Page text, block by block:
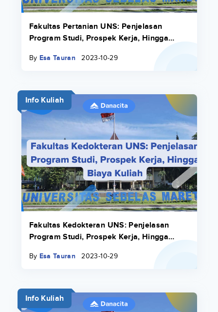
Fakultas Pertanian UNS: Penjelasan
Program Studi, Prospek Kerja, Hingga
By Esa Tauran 2023-10-29
Info Kuliah
Fakultas Kedokteran UNS: Penjelasan
Program Studi, Prospek Kerja, Hingga
By Esa Tauran 2023-10-29
Info Kuliah